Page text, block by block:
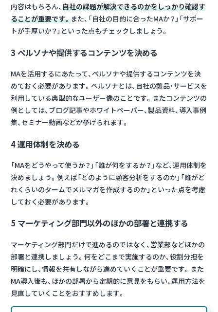
内容はもちろん、自社の課題が解決できるのかをしっかり確認す
ることが重要です。また、「自社の目的に合ったMAか？」「サポー
トが手厚いか？」といった点もチェックしましょう。
3 ペルソナや提供するコンテンツを決める
MAを活用するにあたって、ペルソナや提供するコンテンツを決
めておく必要があります。ペルソナとは、自社の製品・サービスを
利用している典型的なユーザー像のことです。またコンテンツの
例としては、ブログ記事やホワイトペーパー、製品資料、導入事例
集、セミナー動画などが挙げられます。
4 運用体制を決める
「MAをどうやって使うか？」「誰が何をするか？」など、運用体制を
決めましょう。例えば「どのように顧客分析をするのか」「誰がど
れくらいのタームでメルマガを作成するのか」といった点を考慮
しておく必要があります。
5 マーケティング部門以外のほかの部署と連携する
マーケティング部門だけで進めるのではなく、営業部などほかの
部署と連携しましょう。何をどこまで実施するのか、役割分担を
明確にし、情報を共有しながら進めていくことが重要です。また
MA導入後も、ほかの部署から定期的に意見をもらい、運用方法を
見直していくことをおすすめします。